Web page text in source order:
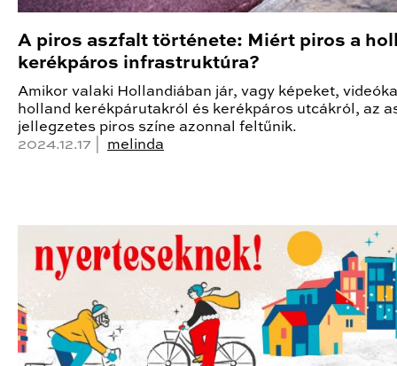
A piros aszfalt története: Miért piros a
kerékpáros infrastruktúra?
Amikor valaki Hollandiában jár, vagy képeket,
holland kerékpárutakról és kerékpáros utcákról, az
jellegzetes piros színe azonnal feltűnik.
2024.12.17 | melinda